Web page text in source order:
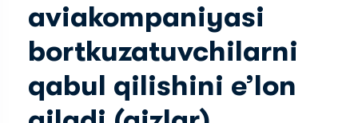
aviakompaniyasi
bortkuzatuvchilarni
qabul qilishini e’lon